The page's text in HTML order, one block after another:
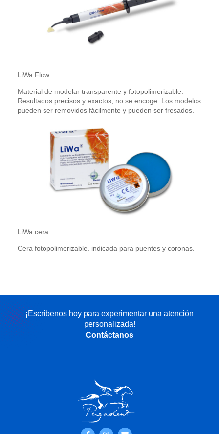
LiWa Flow
Material de modelar transparente y fotopolimerizable.
Resultados precisos y exactos, no se encoge. Los modelos
pueden ser removidos fácilmente y pueden ser fresados.
LiWa cera
Cera fotopolimerizable, indicada para puentes y coronas.
¡Escríbenos hoy para experimentar una atención
personalizada!
Contáctanos